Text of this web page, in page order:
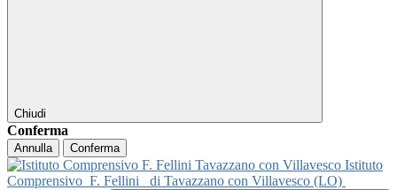
Chiudi
Conferma
Annulla Conferma
Istituto
Comprensivo F. Fellini di Tavazzano con Villavesco (LO)